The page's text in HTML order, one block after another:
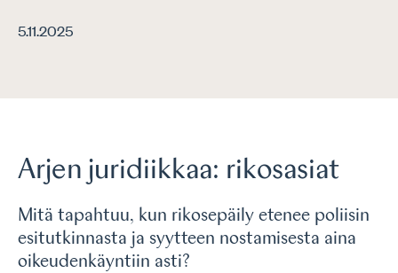
5.11.2025
Arjen juridiikkaa: rikosasiat
Mitä tapahtuu, kun rikosepäily etenee poliisin
esitutkinnasta ja syytteen nostamisesta aina
oikeudenkäyntiin asti?